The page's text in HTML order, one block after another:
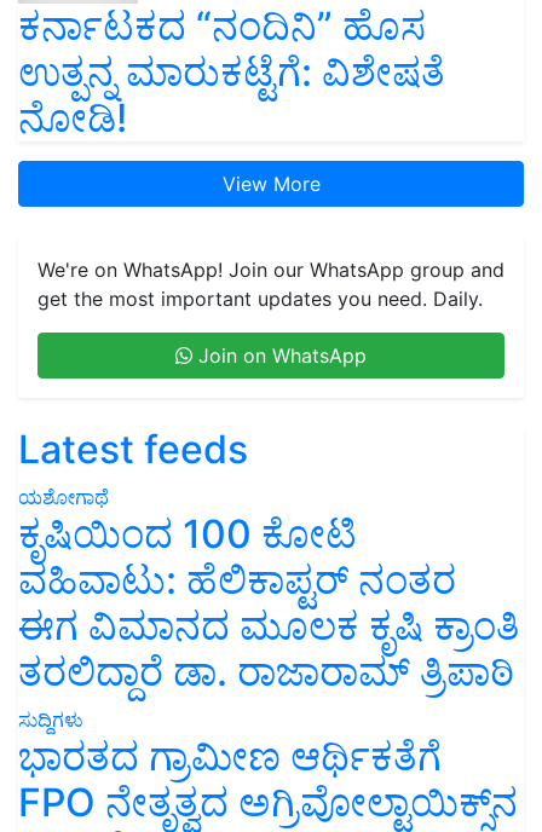
ಕರ್ನಾಟಕದ “ನಂದಿನಿ” ಹೊಸ
ಉತ್ಪನ್ನ ಮಾರುಕಟ್ಟೆಗೆ: ವಿಶೇಷತೆ
ನೋಡಿ!
View More
We're on WhatsApp! Join our WhatsApp group and
get the most important updates you need. Daily.
Join on WhatsApp
Latest feeds
ಯಶೋಗಾಥೆ
ಕೃಷಿಯಿಂದ 100 ಕೋಟಿ
ವಹಿವಾಟು: ಹೆಲಿಕಾಪ್ಟರ್ ನಂತರ
ಈಗ ವಿಮಾನದ ಮೂಲಕ ಕೃಷಿ ಕ್ರಾಂತಿ
ತರಲಿದ್ದಾರೆ ಡಾ. ರಾಜಾರಾಮ್ ತ್ರಿಪಾಠಿ
ಸುದ್ದಿಗಳು
ಭಾರತದ ಗ್ರಾಮೀಣ ಆರ್ಥಿಕತೆಗೆ
FPO ನೇತೃತ್ವದ ಅಗ್ರಿವೋಲ್ಟಾಯಿಕ್ಸ್‌ನ